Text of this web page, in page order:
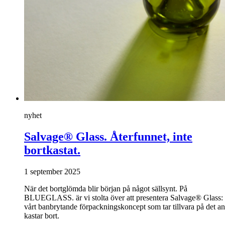
nyhet
Salvage® Glass. Återfunnet, inte
bortkastat.
1 september 2025
När det bortglömda blir början på något sällsynt. På
BLUEGLASS. är vi stolta över att presentera Salvage® Glass:
vårt banbrytande förpackningskoncept som tar tillvara på det
kastar bort.